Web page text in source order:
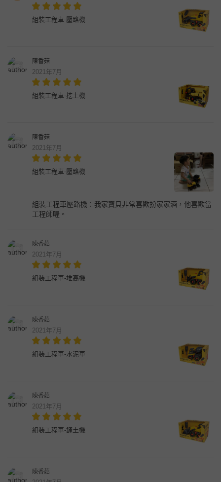
組裝工程車-壓路機
陳香菇
2021年7月
組裝工程車-挖土機
陳香菇
2021年7月
組裝工程車-壓路機
組裝工程車壓路機：我家寶貝非常喜歡扮家家酒，他喜歡當
工程師喔。
陳香菇
2021年7月
組裝工程車-堆高機
陳香菇
2021年7月
組裝工程車-水泥車
陳香菇
2021年7月
組裝工程車-鏟土機
陳香菇